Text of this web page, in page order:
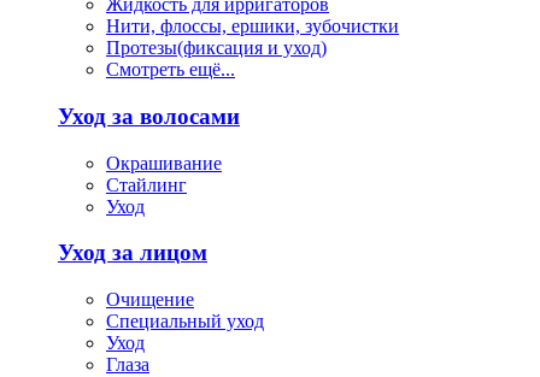
Жидкость для ирригаторов
Нити, флоссы, ершики, зубочистки
Протезы(фиксация и уход)
Смотреть ещё...
Уход за волосами
Окрашивание
Стайлинг
Уход
Уход за лицом
Очищение
Специальный уход
Уход
Глаза